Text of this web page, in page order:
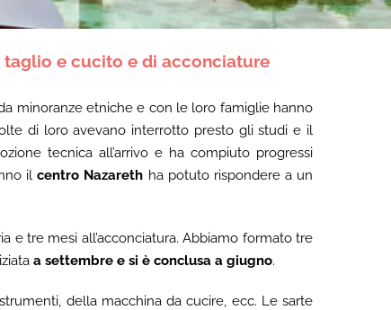
taglio e cucito e di acconciature
minoranze etniche e con le loro famiglie hanno
di loro avevano interrotto presto gli studi e il
tecnica all’arrivo e ha compiuto progressi
ilcentro Nazareth ha potuto rispondere a un
e tre mesi all’acconciatura. Abbiamo formato tre
a settembre e si è conclusa a giugno.
della macchina da cucire, ecc. Le sarte